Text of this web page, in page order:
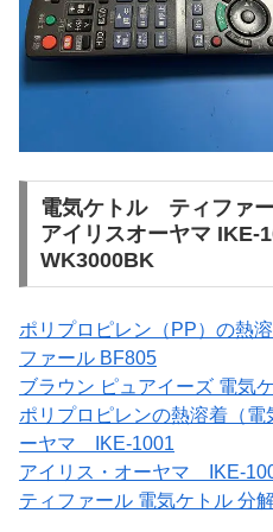
電気ケトル ティファ
アイリスオーヤマ IKE-
WK3000BK
ポリプロピレン（PP）の熱
ファール BF805
ブラウン ピュアイーズ 電気
ポリプロピレンの熱溶着（
ーヤマ IKE-1001
アイリス・オーヤマ IKE-
ティファール 電気ケトル 分